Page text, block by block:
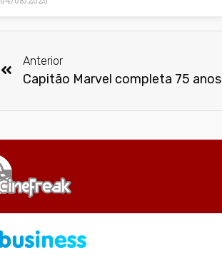
Anterior
Capitão Marvel completa 75 anos